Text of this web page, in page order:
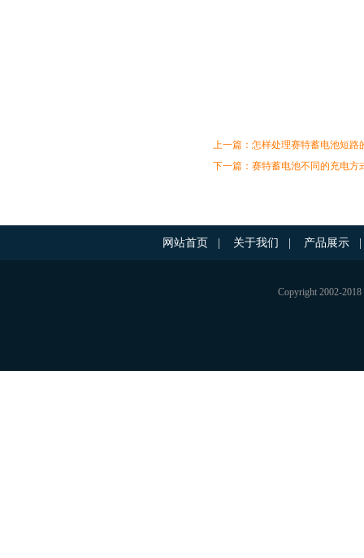
上一篇： 怎样处理赛特蓄电池短路
下一篇： 赛特蓄电池不同的充电方
网站首页 关于我们 产品展示
Copyright 2002-